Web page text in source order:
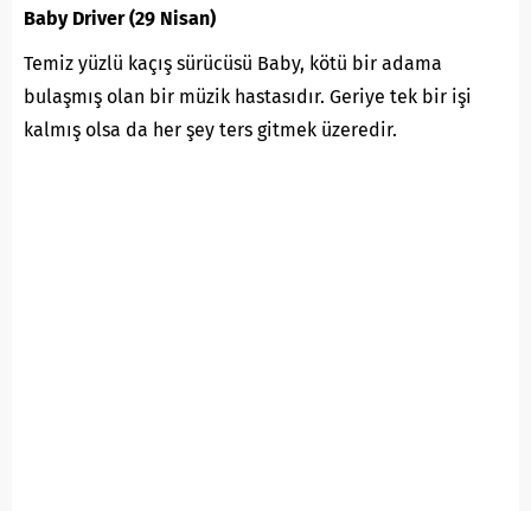
Baby Driver (29 Nisan)
Temiz yüzlü kaçış sürücüsü Baby, kötü bir adama
bulaşmış olan bir müzik hastasıdır. Geriye tek bir işi
kalmış olsa da her şey ters gitmek üzeredir.